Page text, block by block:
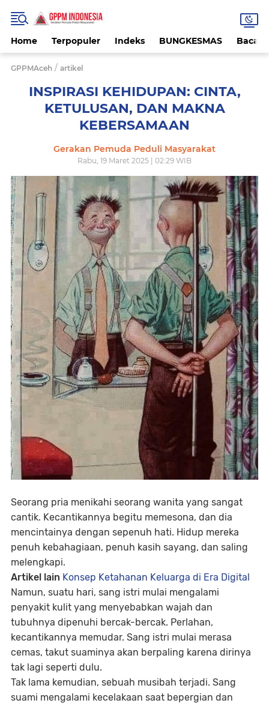
Home Terpopuler Indeks BUNGKESMAS
GPPMAceh / artikel
INSPIRASI KEHIDUPAN: CINTA,
KETULUSAN, DAN MAKNA
KEBERSAMAAN
Gerakan Pemuda Peduli Masyarakat
Rabu, 19 Maret 2025 | 02:29 WIB
Seorang pria menikahi seorang wanita yang sangat
cantik. Kecantikannya begitu memesona, dan dia
mencintainya dengan sepenuh hati. Hidup mereka
penuh kebahagiaan, penuh kasih sayang, dan saling
melengkapi.
Artikel lain Konsep Ketahanan Keluarga di Era Digital
Namun, suatu hari, sang istri mulai mengalami
penyakit kulit yang menyebabkan wajah dan
tubuhnya dipenuhi bercak-bercak. Perlahan,
kecantikannya memudar. Sang istri mulai merasa
cemas, takut suaminya akan berpaling karena dirinya
tak lagi seperti dulu.
Tak lama kemudian, sebuah musibah terjadi. Sang
suami mengalami kecelakaan saat bepergian dan